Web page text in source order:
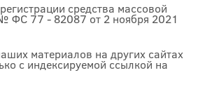
средства массовой
ФС 77 - 82087 от 2 ноября 2021
материалов на других сайтах
с индексируемой ссылкой на